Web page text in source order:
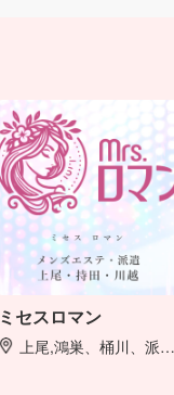
ミセスロマン
上尾,鴻巣、桶川、派遣出張